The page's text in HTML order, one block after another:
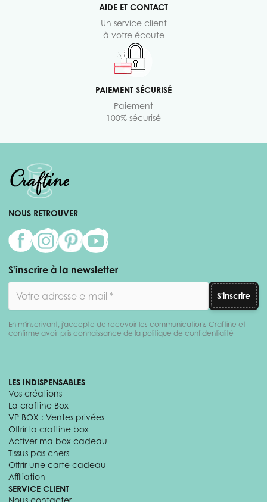
AIDE ET CONTACT
Un service client
à votre écoute
PAIEMENT SÉCURISÉ
Paiement
100% sécurisé
NOUS RETROUVER
S'inscrire à la newsletter
S'inscrire
En m'inscrivant, j'accepte de recevoir les communications Craftine et
confirme avoir pris connaissance de la politique de confidentialité
LES INDISPENSABLES
Vos créations
La craftine Box
VP BOX : Ventes privées
Offrir la craftine box
Activer ma box cadeau
Tissus pas chers
Offrir une carte cadeau
Affiliation
SERVICE CLIENT
Nous contacter